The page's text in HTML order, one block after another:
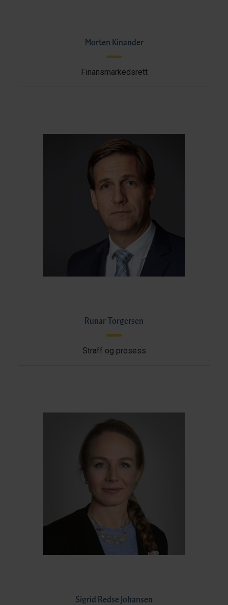
Morten Kinander
Finansmarkedsrett
Runar Torgersen
Straff og prosess
Sigrid Redse Johansen